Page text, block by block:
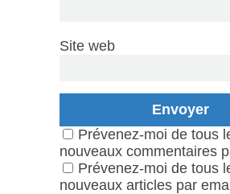
Site web
Prévenez-moi de tous
nouveaux commentaires
Prévenez-moi de tous
nouveaux articles par